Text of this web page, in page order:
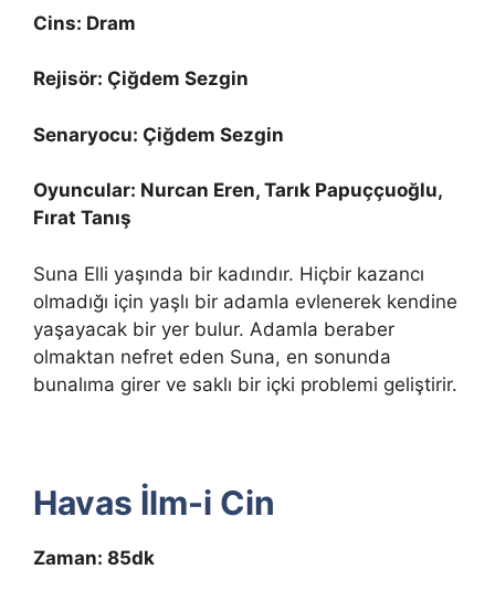
Cins: Dram
Rejisör: Çiğdem Sezgin
Senaryocu: Çiğdem Sezgin
Oyuncular: Nurcan Eren, Tarık Papuççuoğlu,
Fırat Tanış
Suna Elli yaşında bir kadındır. Hiçbir kazancı
olmadığı için yaşlı bir adamla evlenerek kendine
yaşayacak bir yer bulur. Adamla beraber
olmaktan nefret eden Suna, en sonunda
bunalıma girer ve saklı bir içki problemi geliştirir.
Havas İlm-i Cin
Zaman: 85dk